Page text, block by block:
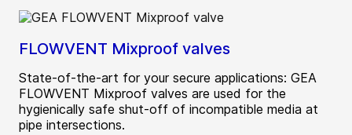
FLOWVENT Mixproof valves
State-of-the-art for your secure applications: GEA
FLOWVENT Mixproof valves are used for the
hygienically safe shut-off of incompatible media at
pipe intersections.